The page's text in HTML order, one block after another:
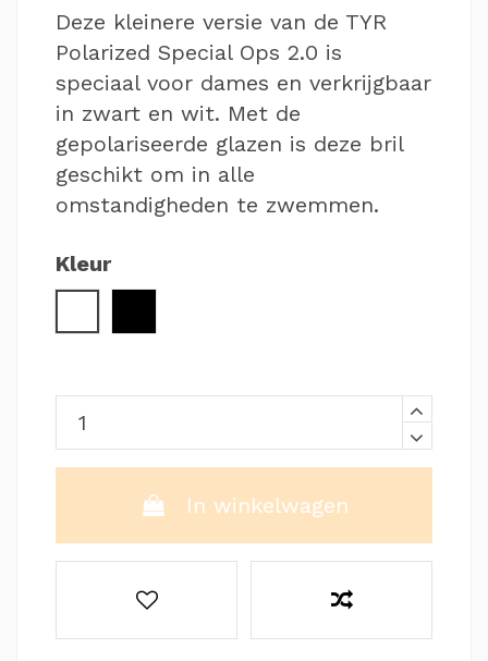
Deze kleinere versie van de TYR
Polarized Special Ops 2.0 is
speciaal voor dames en verkrijgbaar
in zwart en wit. Met de
gepolariseerde glazen is deze bril
geschikt om in alle
omstandigheden te zwemmen.
Kleur
In winkelwagen